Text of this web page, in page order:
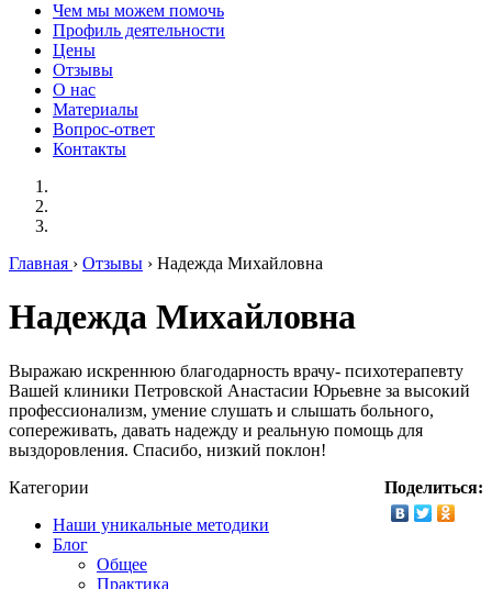
Чем мы можем помочь
Профиль деятельности
Цены
Отзывы
О нас
Материалы
Вопрос-ответ
Контакты
Главная › Отзывы › Надежда Михайловна
Надежда Михайловна
Выражаю искреннюю благодарность врачу- психотерапевту
Вашей клиники Петровской Анастасии Юрьевне за высокий
профессионализм, умение слушать и слышать больного,
сопереживать, давать надежду и реальную помощь для
выздоровления. Спасибо, низкий поклон!
Поделиться:
Категории
Наши уникальные методики
Блог
Общее
Практика